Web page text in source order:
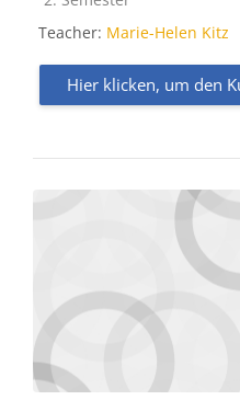
Teacher: Marie-Helen Kitz
Hier klicken, um den